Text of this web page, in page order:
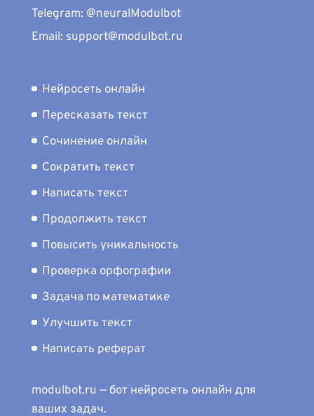
Telegram: @neuralModulbot
Email: support@modulbot.ru
Нейросеть онлайн
Пересказать текст
Сочинение онлайн
Сократить текст
Написать текст
Продолжить текст
Повысить уникальность
Проверка орфографии
Задача по математике
Улучшить текст
Написать реферат
modulbot.ru — бот нейросеть онлайн для
ваших задач.